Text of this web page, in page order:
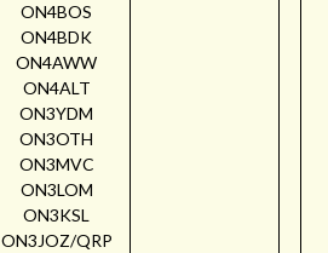
ON4BOS
ON4BDK
ON4AWW
ON4ALT
ON3YDM
ON3OTH
ON3MVC
ON3LOM
ON3KSL
ON3JOZ/QRP